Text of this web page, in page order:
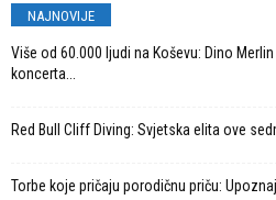
NAJNOVIJE
Više od 60.000 ljudi na Koševu: Dino
koncerta...
Red Bull Cliff Diving: Svjetska elita ove
Torbe koje pričaju porodičnu priču: